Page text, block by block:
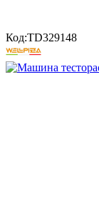
Код:TD329148